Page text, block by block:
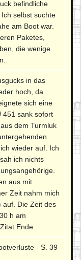
befindliche
selbst suchte
am Boot war.
Paketes,
die wenige
in das
hoch, da
sich eine
451 sank sofort
dem Turmluk
wieder auf. Ich
ich nichts
aus mit
Zeit nahm mich
auf. Die Zeit des
h am
Ende.
- S. 39